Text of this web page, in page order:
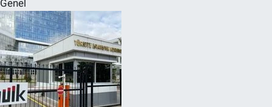
Genel
SPOR
RESMİ İLANLAR